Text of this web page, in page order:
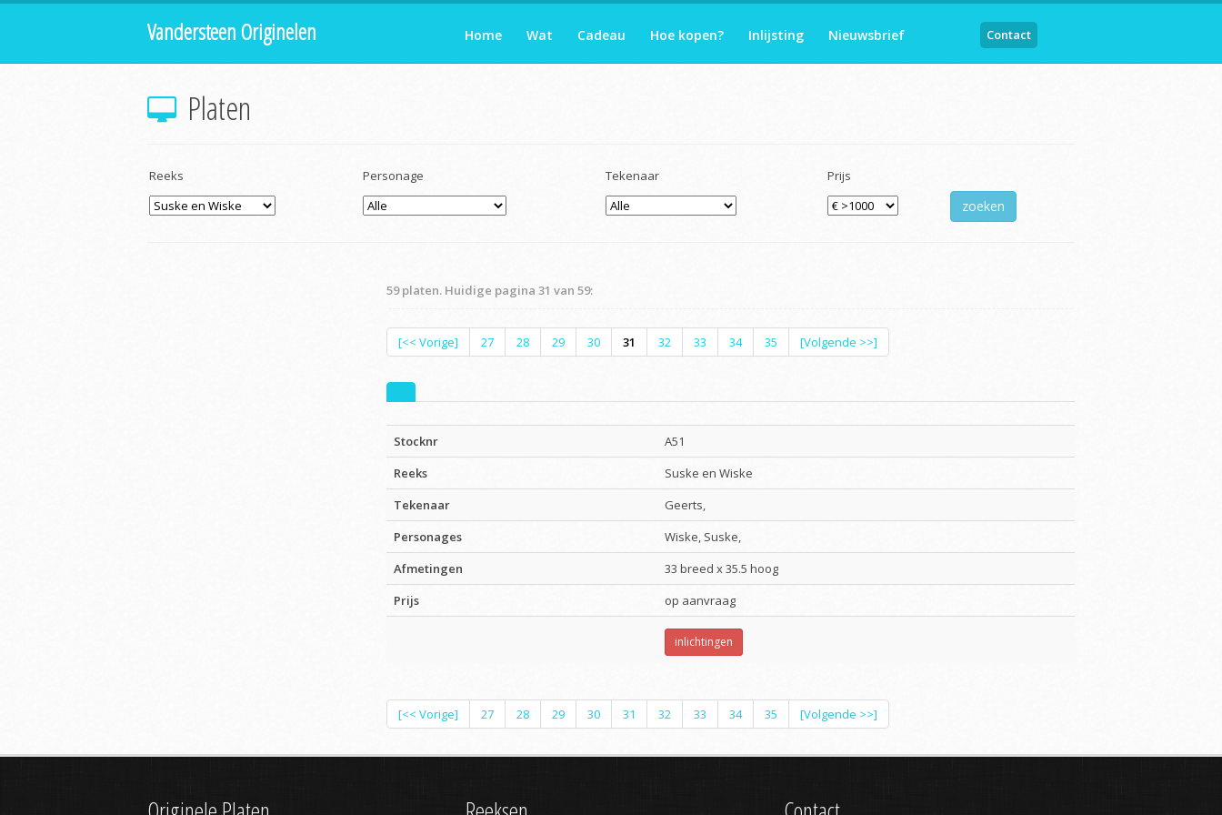
Vandersteen Originelen Home Wat Cadeau Hoe kopen? Inlijsting Nieuwsbrief Contact
Platen
Reeks Personage Tekenaar Prijs
59 platen. Huidige pagina 31 van 59:
[<< Vorige] 27 28 29 30 31 32 33 34 35 [Volgende >>]
Stocknr
A51
Reeks
Suske en Wiske
Tekenaar
Geerts,
Personages
Wiske, Suske,
Afmetingen
33 breed x 35.5 hoog
Prijs
op aanvraag
inlichtingen
[<< Vorige] 27 28 29 30 31 32 33 34 35 [Volgende >>]